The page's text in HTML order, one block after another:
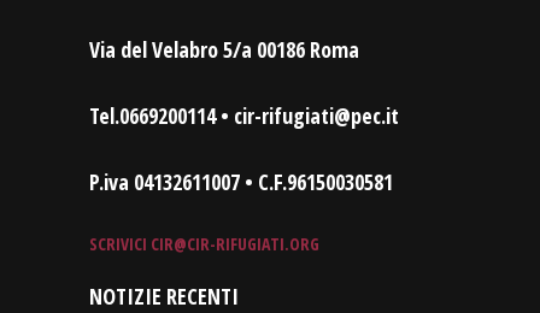
Via del Velabro 5/a 00186 Roma
Tel.0669200114 • cir-rifugiati@pec.it
P.iva 04132611007 • C.F.96150030581
SCRIVICI CIR@CIR-RIFUGIATI.ORG
NOTIZIE RECENTI